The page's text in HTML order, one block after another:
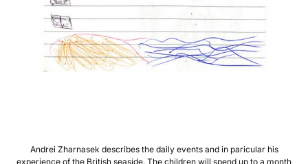
Andrei Zharnasek describes the daily events and in paricular his
experience of the British seaside. The children will spend up to a month